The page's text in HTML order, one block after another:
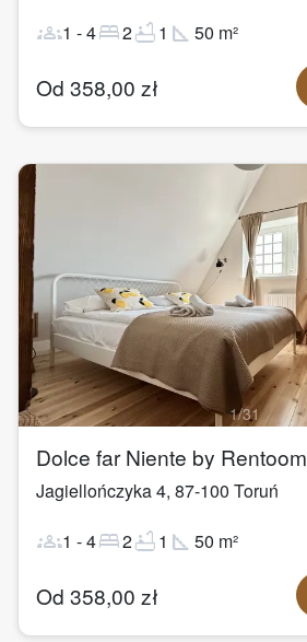
groups1 -4bed2bathtub1 square_foot 50 m²
Od 358,00 zł
1/31
Dolce far Niente by Rentoom
Jagiellończyka 4, 87-100 Toruń
groups1 -4bed2bathtub1 square_foot 50 m²
Od 358,00 zł